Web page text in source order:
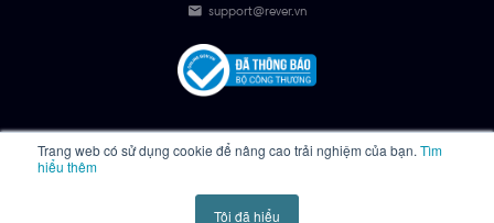
support@rever.vn